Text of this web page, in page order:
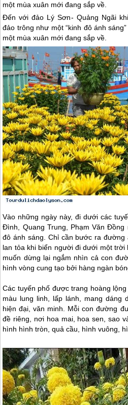
một mùa xuân mới đang sắp về.
Đến vớiđảo Lý Sơn- Quảng Ngãi
đảo trông như một “kinh đô ánh
một mùa xuân mới đang sắp về.
Vào những ngày này, đi dưới các
Đình, Quang Trung, Phạm Văn
đô ánh sáng. Chỉ cần bước ra đường
lan tỏa khi biển người đi dưới một
muốn dừng lại ngắm nhìn cả con
hình vòng cung tạo bởi hàng ngàn
Các tuyến phố được trang hoàng
màu lung linh, lấp lánh, mang dáng
hiện đại, văn minh. Mỗi con đường
đề riêng, nơi hoa mai, hoa sen, sao
hình hình tròn, quả cầu, hình vuông,